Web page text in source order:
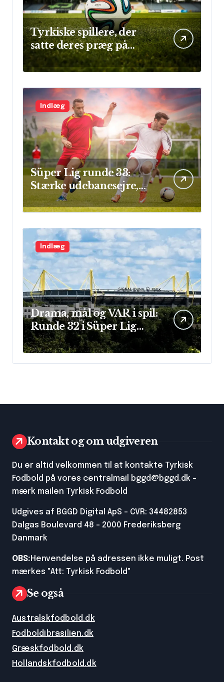
Tyrkiske spillere, der
satte deres præg på
Champions League
Indlæg
Süper Lig runde 33:
Stærke udebanesejre,
mål i flok og sikre clean
sheets
Indlæg
Drama, mål og VAR i spil:
Runde 32 i Süper Lig
leverede store
præstationer og sene
afgørelser
Kontakt og om udgiveren
Du er altid velkommen til at kontakte Tyrkisk
Fodbold på vores centralmail
bggd@bggd.dk -
mærk mailen Tyrkisk Fodbold
Udgives af BGGD Digital ApS - CVR: 34482853
Dalgas Boulevard 48 - 2000 Frederiksberg
Danmark
OBS:Henvendelse på adressen ikke muligt. Post
mærkes "Att: Tyrkisk Fodbold"
Se også
Australskfodbold.dk
Fodboldibrasilien.dk
Græskfodbold.dk
Hollandskfodbold.dk